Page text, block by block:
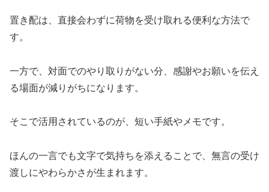
置き配は、直接会わずに荷物を受け取れる便利な方法で
す。
一方で、対面でのやり取りがない分、感謝やお願いを伝え
る場面が減りがちになります。
そこで活用されているのが、短い手紙やメモです。
ほんの一言でも文字で気持ちを添えることで、無言の受け
渡しにやわらかさが生まれます。